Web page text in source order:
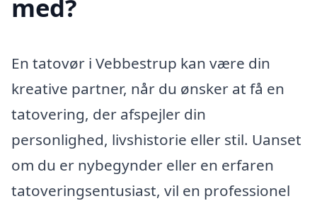
med?
En tatovør i Vebbestrup kan være din
kreative partner, når du ønsker at få en
tatovering, der afspejler din
personlighed, livshistorie eller stil. Uanset
om du er nybegynder eller en erfaren
tatoveringsentusiast, vil en professionel